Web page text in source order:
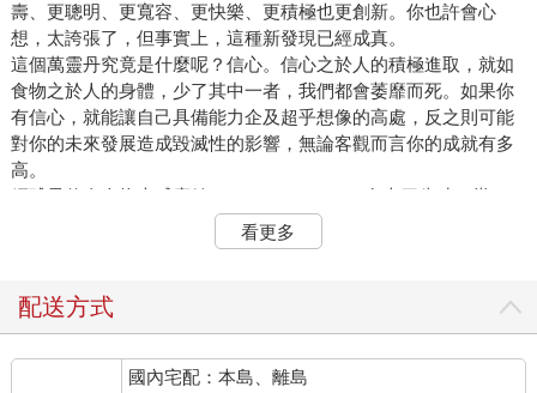
壽、更聰明、更寬容、更快樂、更積極也更創新。你也許會心
想，太誇張了，但事實上，這種新發現已經成真。
這個萬靈丹究竟是什麼呢？信心。信心之於人的積極進取，就如
食物之於人的身體，少了其中一者，我們都會萎靡而死。如果你
有信心，就能讓自己具備能力企及超乎想像的高處，反之則可能
對你的未來發展造成毀滅性的影響，無論客觀而言你的成就有多
高。
網球界傳奇人物大威廉絲（Venus Williams）在十四歲時，當
ABC新聞台問她是否有信心在下一場可能會相當膠著的比賽中擊
敗對手，她的回答是：「我很有信心。」記者略顯驚訝地追問：
心。」這位未來的球后用理所當然的口氣說道。
York Times）採訪時表示：「我覺得自己之所以有這樣的成就，
是因為我相信自己，而且我發現這種信心是從學習和培養而來。
看更多
配送方式
國內宅配：本島、離島